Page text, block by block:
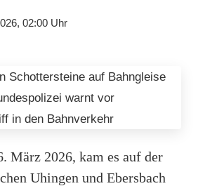
02:00 Uhr
März 2026, kam es auf der
Uhingen und Ebersbach